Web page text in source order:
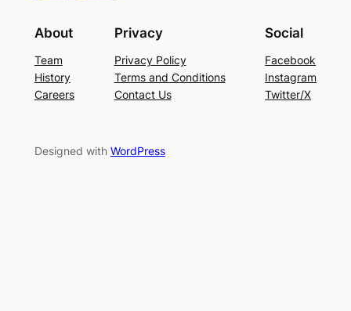
About
Team
History
Careers
Privacy
Privacy Policy
Terms and Conditions
Contact Us
Social
Facebook
Instagram
Twitter/X
Designed with WordPress